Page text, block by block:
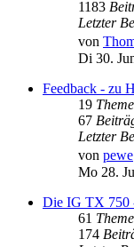
1183
Letzter
von
Di 30.
Feedback - zu
19
67
Letzter
von pewe
Mo 28.
Die IG TX 750
61
174